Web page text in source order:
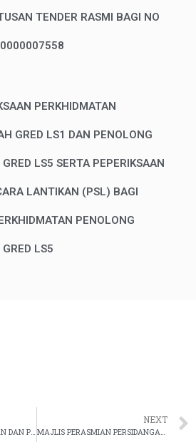
TENDER RASMI BAGI NO
PERKHIDMATAN
GRED LS1 DAN PENOLONG
LS5 SERTA PEPERIKSAAN
LANTIKAN (PSL) BAGI
PENOLONG
LS5
PERSIDANGAN KEHAKIMAN DAN PERUNDANGAN SYARIAH NUSANTARA (PKPSN) 2023
NEXT
MAJLIS PERASMIAN PERSIDANGAN SERANTAU KEKELUARGAAN ISLAM